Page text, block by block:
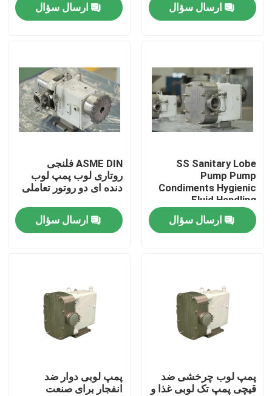
محصولات
فیلم های
درباره ما
تور کارخانه
کنترل کیفیت
درخواست نقل قول
ارسال سؤال ارسال سؤال
SS Sanitary Lobe
Pump Pump
Condiments Hygienic
Fluid Handling
ارسال سؤال
ASME DIN فلنجی
روتاری لوب پمپ لوب
دنده ای دو روتور تعاملی
ارسال سؤال
پمپ لوب چرخشی ضد
قیچی پمپ تک لوبی غذا و
پمپ لوبی دوار ضد
انفجار برای صنعت